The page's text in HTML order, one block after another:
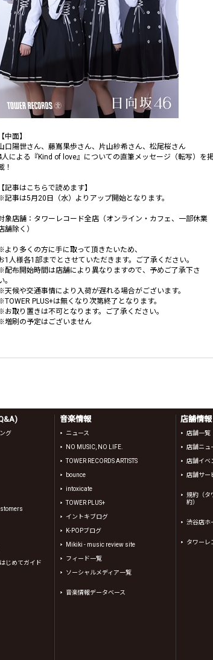
【中面】
口陽世さん、藤嶌果歩さん、片山紗希さん、松尾桜さん
人による『Kind of love』についての直筆メッセージ（転写）を
！
【記事はこちらで読めます】
記事は5月20日（水）よりアップ開始となります。
象店舗：タワーレコード全店（オンライン・カフェ、一部休業
舗除く）
より多くの方に手に取って頂きたいため、
1人様各1部までとさせていただきます。ご了承ください。
配布開始時間は店舗により異なりますので、予めご了承下さ
。
天候や交通事情により入荷が遅れる場合がございます。
PLUS+は無くなり次第終了となります。
お取り置きは不可となります。ご了承ください。
増刷の予定はございません
グ
じめてガイド
音楽情報
ニュース
NO MUSIC, NO LIFE.
TOWER RECORDS ARTISTS
bounce
intoxicate
TOWER PLUS+
イントキブログ
K-POPブログ
Mikiki - music review site
フィード一覧
ソーシャルメディア一覧
音楽情報データベース
店舗情報
店舗一覧
店舗ニュ
店舗イベ
店舗サー
規約（タ
約）
渋谷店ホ
タワーレ